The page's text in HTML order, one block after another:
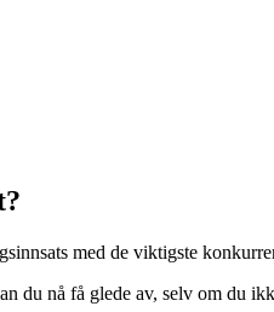
med de viktigste
du nå få glede av, selv om du